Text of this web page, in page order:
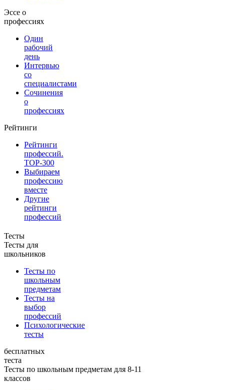
Эссе о
профессиях
Один
рабочий
день
Интервью
со
специалистами
Сочинения
о
профессиях
Рейтинги
Рейтинги
профессий.
TOP-300
Выбираем
профессию
вместе
Другие
рейтинги
профессий
Тесты
Тесты для
школьников
Тесты по
школьным
предметам
Тесты на
выбор
профессий
Психологические
тесты
бесплатных
теста
Тесты по школьным предметам для 8-11
классов